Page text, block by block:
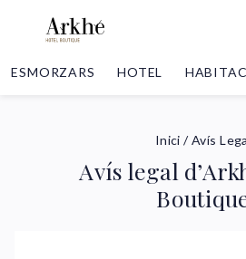
HOTEL
ESMORZARS
Inici /Avís
Avís legal